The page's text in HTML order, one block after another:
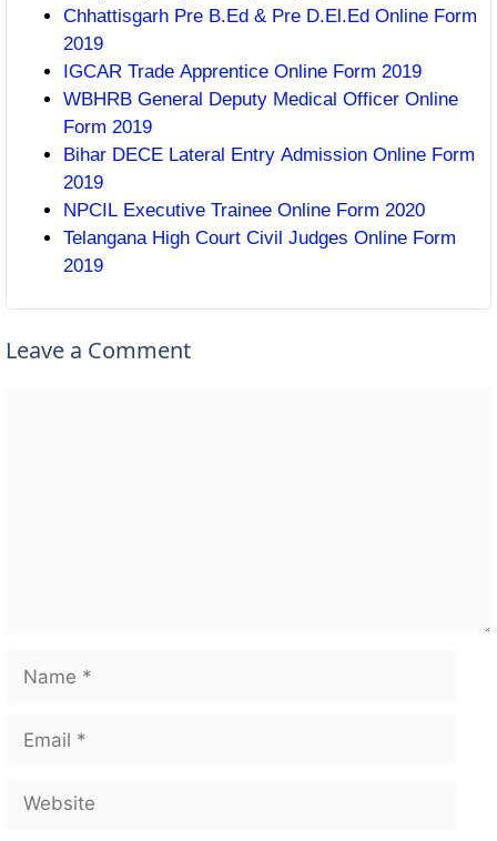
Chhattisgarh Pre B.Ed & Pre D.El.Ed Online Form
2019
IGCAR Trade Apprentice Online Form 2019
WBHRB General Deputy Medical Officer Online
Form 2019
Bihar DECE Lateral Entry Admission Online Form
2019
NPCIL Executive Trainee Online Form 2020
Telangana High Court Civil Judges Online Form
2019
Leave a Comment
Name
Email
Website